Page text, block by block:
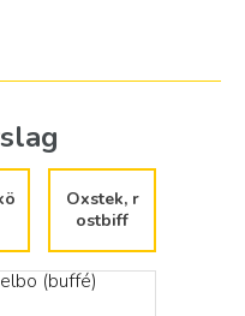
är köttet smakrikt,
den mustiga
och vin i rätten gör sitt
Oxstek, r
ostbiff